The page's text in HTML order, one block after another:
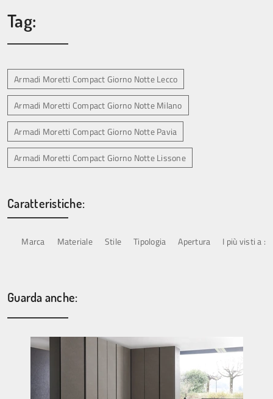
Tag:
Armadi Moretti Compact Giorno Notte Lecco
Armadi Moretti Compact Giorno Notte Milano
Armadi Moretti Compact Giorno Notte Pavia
Armadi Moretti Compact Giorno Notte Lissone
Caratteristiche:
Marca Materiale Stile Tipologia Apertura I più visti a :
Guarda anche: